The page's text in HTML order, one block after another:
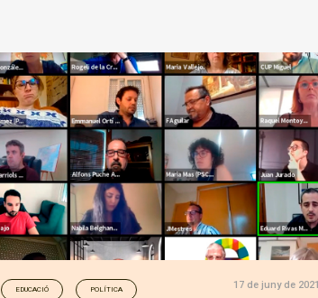
EDUCACIÓ POLÍTICA 17 de juny de 2021